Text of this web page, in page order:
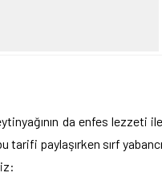
da enfes lezzeti ile
tarifi paylaşırken sırf yabancı